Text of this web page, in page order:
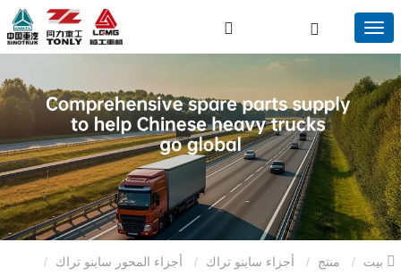
منتج أجزاء ساينو تراك أجزاء المحور ساينو تراك